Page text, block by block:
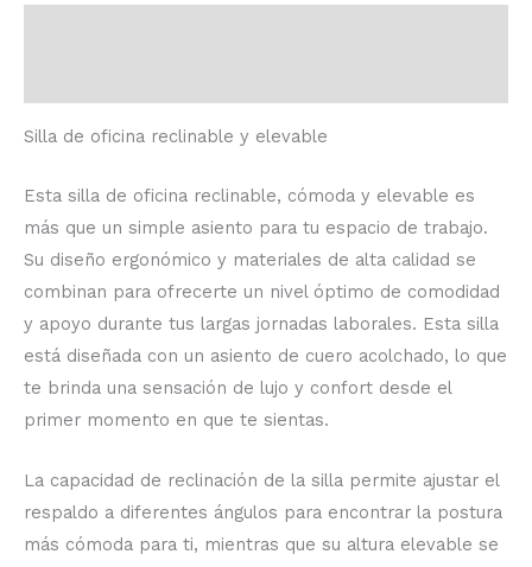
Silla de oficina reclinable y elevable
Esta silla de oficina reclinable, cómoda y elevable es
más que un simple asiento para tu espacio de trabajo.
Su diseño ergonómico y materiales de alta calidad se
combinan para ofrecerte un nivel óptimo de comodidad
y apoyo durante tus largas jornadas laborales. Esta silla
está diseñada con un asiento de cuero acolchado, lo que
te brinda una sensación de lujo y confort desde el
primer momento en que te sientas.
La capacidad de reclinación de la silla permite ajustar el
respaldo a diferentes ángulos para encontrar la postura
más cómoda para ti, mientras que su altura elevable se